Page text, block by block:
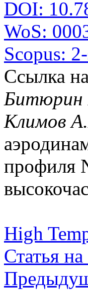
DOI:
WoS:
Scopus:
Ссылка
Битюрин
Климов
профиля
High
Статья